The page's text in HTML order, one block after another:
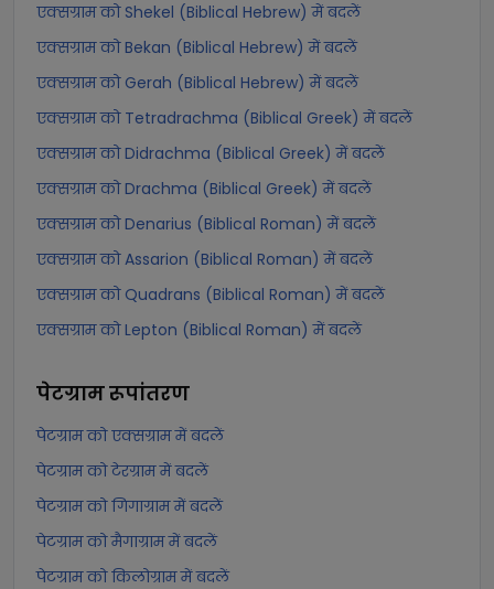
एक्सग्राम को Shekel (Biblical Hebrew) में बदलें
एक्सग्राम को Bekan (Biblical Hebrew) में बदलें
एक्सग्राम को Gerah (Biblical Hebrew) में बदलें
एक्सग्राम को Tetradrachma (Biblical Greek) में बदलें
एक्सग्राम को Didrachma (Biblical Greek) में बदलें
एक्सग्राम को Drachma (Biblical Greek) में बदलें
एक्सग्राम को Denarius (Biblical Roman) में बदलें
एक्सग्राम को Assarion (Biblical Roman) में बदलें
एक्सग्राम को Quadrans (Biblical Roman) में बदलें
एक्सग्राम को Lepton (Biblical Roman) में बदलें
पेटग्रामरूपांतरण
पेटग्राम को एक्सग्राम में बदलें
पेटग्राम को टेरग्राम में बदलें
पेटग्राम को गिगाग्राम में बदलें
पेटग्राम को मैगाग्राम में बदलें
पेटग्राम को किलोग्राम में बदलें